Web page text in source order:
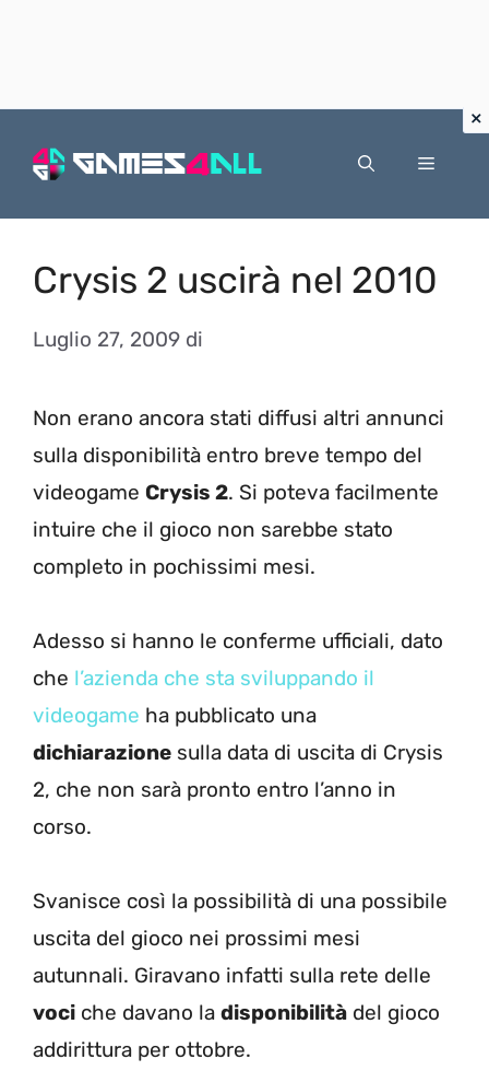
Menu
Crysis 2 uscirà nel 2010
Luglio 27, 2009 di
Non erano ancora stati diffusi altri annunci
sulla disponibilità entro breve tempo del
videogame Crysis 2. Si poteva facilmente
intuire che il gioco non sarebbe stato
completo in pochissimi mesi.
Adesso si hanno le conferme ufficiali, dato
che l’azienda che sta sviluppando il
videogame ha pubblicato una
dichiarazione sulla data di uscita di Crysis
2, che non sarà pronto entro l’anno in
corso.
Svanisce così la possibilità di una possibile
uscita del gioco nei prossimi mesi
autunnali. Giravano infatti sulla rete delle
voci che davano la disponibilità del gioco
addirittura per ottobre.